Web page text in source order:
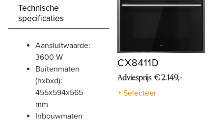
Technische
specificaties
aansluitwaarde:
3600 W
buitenmaten
(hxbxd):
455x594x565
mm
inbouwmaten
CX8411D
Adviesprijs € 2.149,-
+ Selecteer